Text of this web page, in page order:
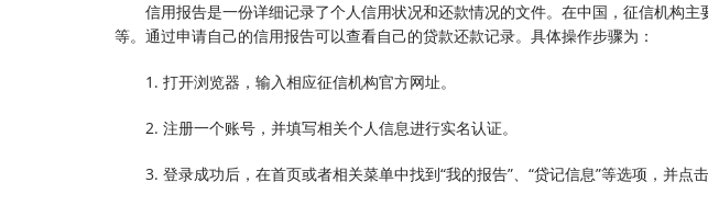
信用报告是一份详细记录了个人信用状况和还款情况的文件。在中国，征信机构
等。通过申请自己的信用报告可以查看自己的贷款还款记录。具体操作步骤为：
1. 打开浏览器，输入相应征信机构官方网址。
2. 注册一个账号，并填写相关个人信息进行实名认证。
3. 登录成功后，在首页或者相关菜单中找到“我的报告”、“贷记信息”等选项，并点